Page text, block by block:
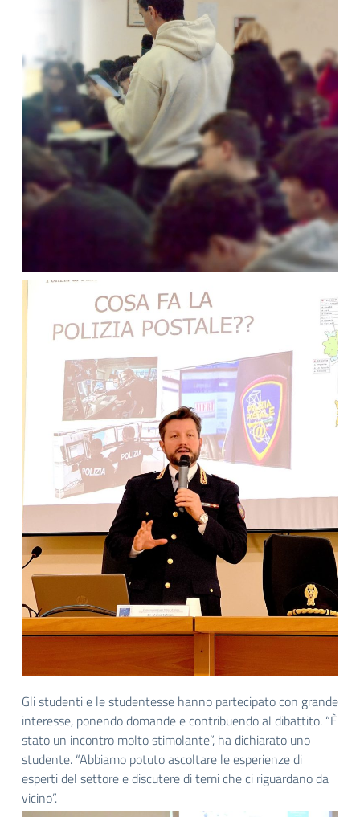
Gli studenti e le studentesse hanno partecipato con grande
interesse, ponendo domande e contribuendo al dibattito. “È
stato un incontro molto stimolante”, ha dichiarato uno
studente. “Abbiamo potuto ascoltare le esperienze di
esperti del settore e discutere di temi che ci riguardano da
vicino”.